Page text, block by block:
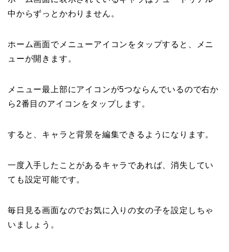
中からずっとかわりません。
ホーム画面でメニューアイコンをタップすると、メニ
ューが開きます。
メニュー最上部にアイコンが5つならんでいるので右か
ら2番目のアイコンをタップします。
すると、キャラと背景を編集できるようになります。
一度入手したことがあるキャラであれば、消失してい
ても設定可能です。
毎日見る画面なのでお気に入りの女の子を設定しちゃ
いましょう。